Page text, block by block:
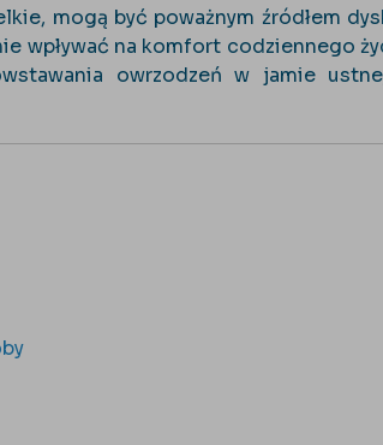
mogą być poważnym źródłem
wpływać na komfort codziennego
owrzodzeń w jamie